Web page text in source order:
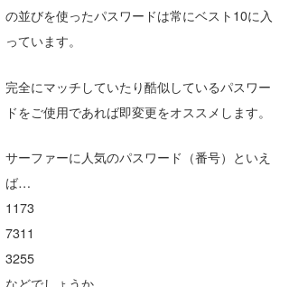
の並びを使ったパスワードは常にベスト10に入
っています。
完全にマッチしていたり酷似しているパスワー
ドをご使用であれば即変更をオススメします。
サーファーに人気のパスワード（番号）といえ
ば…
1173
7311
3255
三輪予報士
上田純子
上條将美